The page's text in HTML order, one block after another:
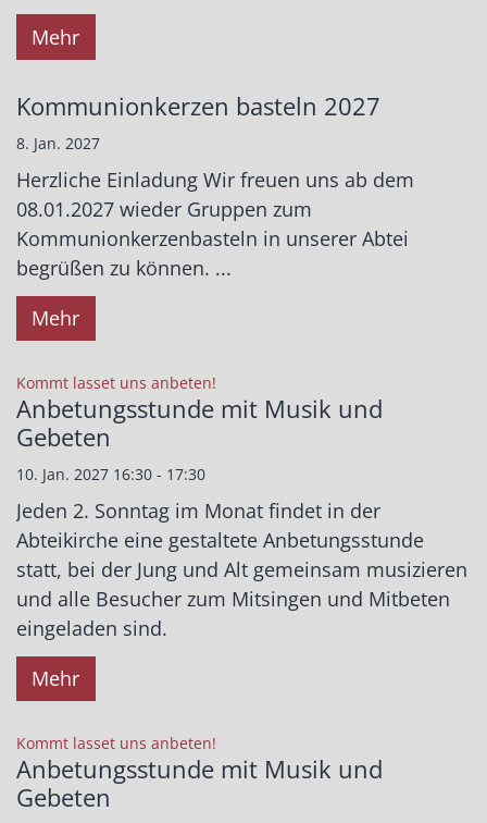
Mehr
Kommunionkerzen basteln 2027
8. Jan. 2027
Herzliche Einladung Wir freuen uns ab dem
08.01.2027 wieder Gruppen zum
Kommunionkerzenbasteln in unserer Abtei
begrüßen zu können. ...
Mehr
Kommt lasset uns anbeten!
Anbetungsstunde mit Musik und
Gebeten
10. Jan. 2027 16:30 - 17:30
Jeden 2. Sonntag im Monat findet in der
Abteikirche eine gestaltete Anbetungsstunde
statt, bei der Jung und Alt gemeinsam musizieren
und alle Besucher zum Mitsingen und Mitbeten
eingeladen sind.
Mehr
Kommt lasset uns anbeten!
Anbetungsstunde mit Musik und
Gebeten